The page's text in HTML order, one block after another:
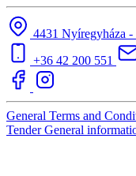
4431 Nyíregyháza
+36 42 200 551
General Terms and
TenderGeneral